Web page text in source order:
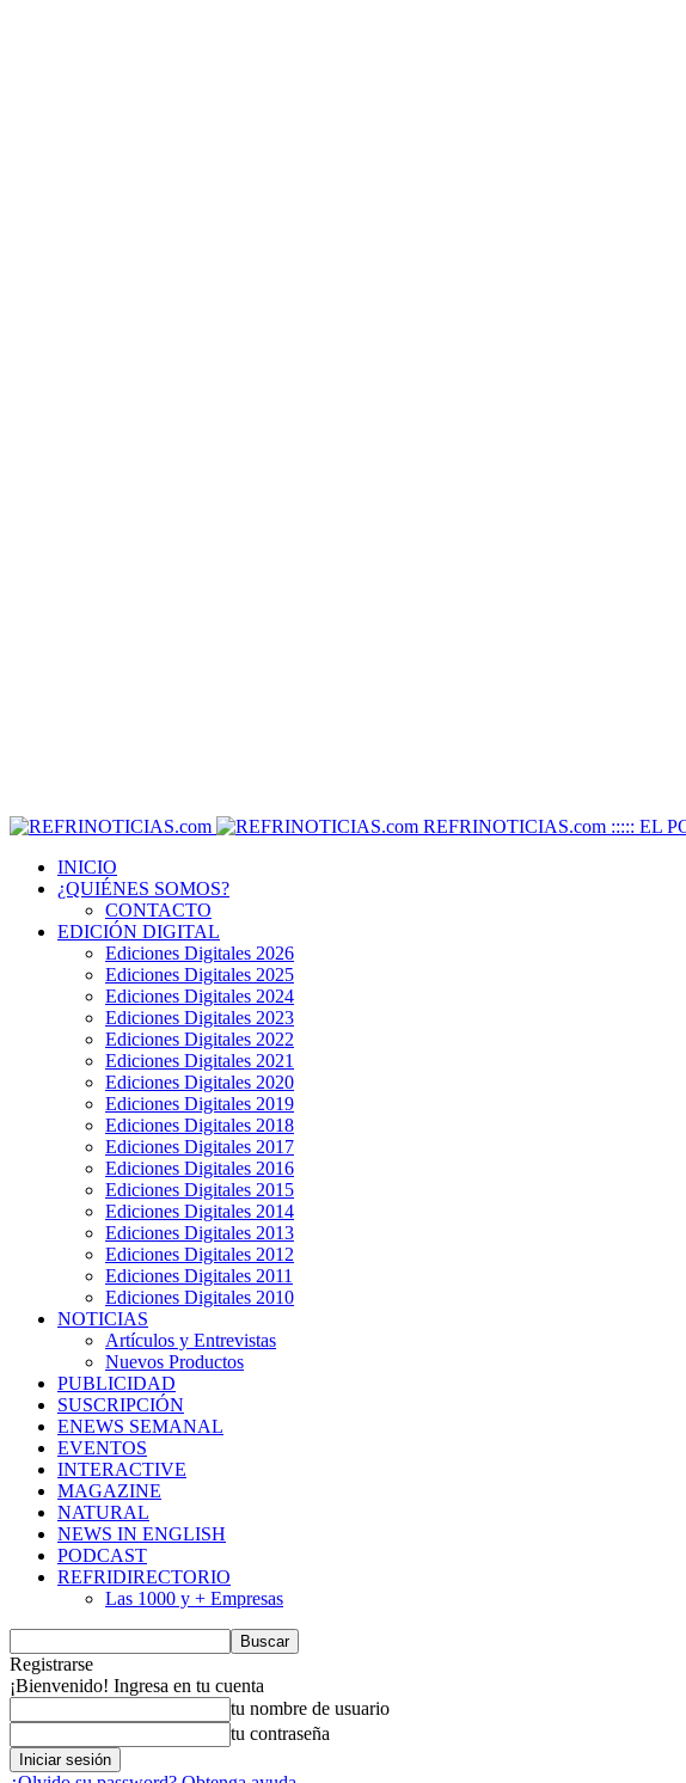
REFRINOTICIAS.com ::::: EL
INICIO
¿QUIÉNES SOMOS?
CONTACTO
EDICIÓN DIGITAL
Ediciones Digitales 2026
Ediciones Digitales 2025
Ediciones Digitales 2024
Ediciones Digitales 2023
Ediciones Digitales 2022
Ediciones Digitales 2021
Ediciones Digitales 2020
Ediciones Digitales 2019
Ediciones Digitales 2018
Ediciones Digitales 2017
Ediciones Digitales 2016
Ediciones Digitales 2015
Ediciones Digitales 2014
Ediciones Digitales 2013
Ediciones Digitales 2012
Ediciones Digitales 2011
Ediciones Digitales 2010
NOTICIAS
Artículos y Entrevistas
Nuevos Productos
PUBLICIDAD
SUSCRIPCIÓN
ENEWS SEMANAL
EVENTOS
INTERACTIVE
MAGAZINE
NATURAL
NEWS IN ENGLISH
PODCAST
REFRIDIRECTORIO
Las 1000 y + Empresas
Registrarse
¡Bienvenido! Ingresa en tu cuenta
tu nombre de usuario
tu contraseña